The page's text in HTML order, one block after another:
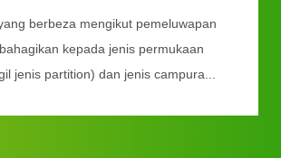
berbeza mengikut pemeluwapan
kepada jenis permukaan
jenis partition) dan jenis campura...